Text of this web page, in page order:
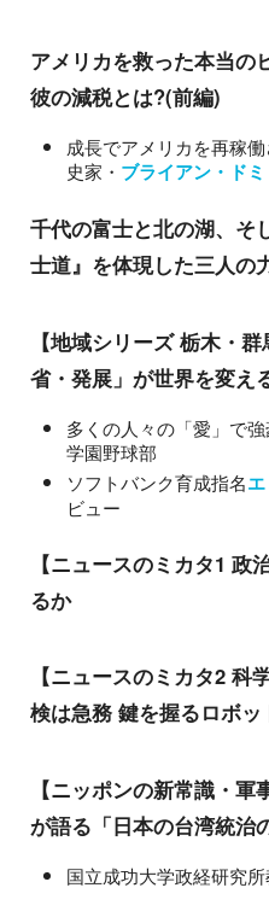
アメリカを救った本当
彼の減税とは?(前編)
成長でアメリカを再稼
史家・ ブライアン・ド
千代の富士と北の湖、そ
士道』を体現した三人の
【地域シリーズ 栃木・
省・発展」が世界を変え
多くの人々の「愛」で
学園野球部
ソフトバンク育成指名
ビュー
【ニュースのミカタ1 政
るか
【ニュースのミカタ2 科
検は急務 鍵を握るロボ
【ニッポンの新常識・
が語る「日本の台湾統治
国立成功大学政経研究所